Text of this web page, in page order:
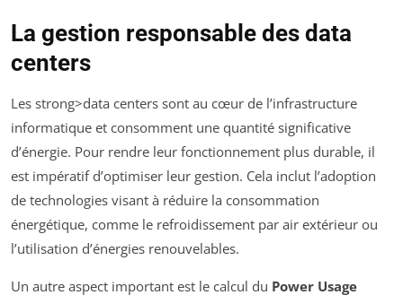
La gestion responsable des data
centers
Les strong>data centers sont au cœur de l’infrastructure
informatique et consomment une quantité significative
d’énergie. Pour rendre leur fonctionnement plus durable, il
est impératif d’optimiser leur gestion. Cela inclut l’adoption
de technologies visant à réduire la consommation
énergétique, comme le refroidissement par air extérieur ou
l’utilisation d’énergies renouvelables.
Un autre aspect important est le calcul du Power Usage